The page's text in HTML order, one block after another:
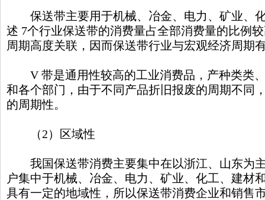
保送带主要用于机械、冶金、电力、矿业、
述 7个行业保送带的消费量占全部消费量的比例
周期高度关联，因而保送带行业与宏观经济周期
V 带是通用性较高的工业消费品，产种类类
和各个部门，由于不同产品折旧报废的周期不同
的周期性。
（2）区域性
我国保送带消费主要集中在以浙江、山东为
户集中于机械、冶金、电力、矿业、化工、建材
具有一定的地域性，所以保送带消费企业和销售